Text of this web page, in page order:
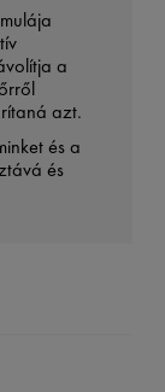
a
azt.
és a
és